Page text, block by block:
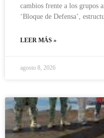
cambios frente a los grupos
‘Bloque de Defensa’,
LEER MÁS »
agosto 8, 2026